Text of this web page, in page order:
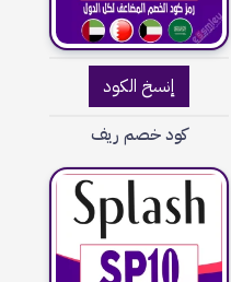
إنسخ الكود
كود خصم ريف